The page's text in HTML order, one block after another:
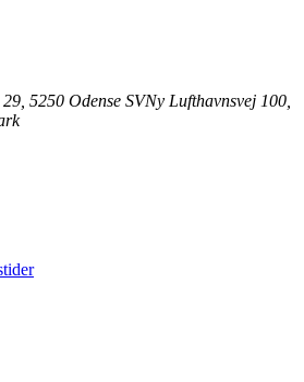
5250 Odense SVNy Lufthavnsvej 100,